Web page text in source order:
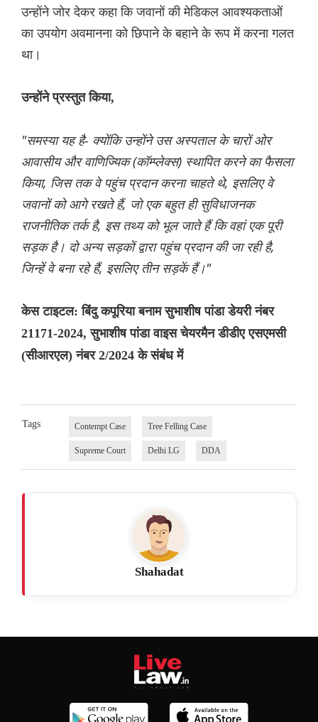
उन्होंने जोर देकर कहा कि जवानों की मेडिकल आवश्यकताओं
का उपयोग अवमानना ​​को छिपाने के बहाने के रूप में करना गलत
था।
उन्होंने प्रस्तुत किया,
"समस्या यह है- क्योंकि उन्होंने उस अस्पताल के चारों ओर
आवासीय और वाणिज्यिक (कॉम्प्लेक्स) स्थापित करने का फैसला
किया, जिस तक वे पहुंच प्रदान करना चाहते थे, इसलिए वे
जवानों को आगे रखते हैं, जो एक बहुत ही सुविधाजनक
राजनीतिक तर्क है, इस तथ्य को भूल जाते हैं कि वहां एक पूरी
सड़क है। दो अन्य सड़कों द्वारा पहुंच प्रदान की जा रही है,
जिन्हें वे बना रहे हैं, इसलिए तीन सड़कें हैं।"
केस टाइटल: बिंदु कपूरिया बनाम सुभाशीष पांडा डेयरी नंबर
21171-2024, सुभाशीष पांडा वाइस चेयरमैन डीडीए एसएमसी
(सीआरएल) नंबर 2/2024 के संबंध में
Tags Contempt Case Tree Felling Case
Supreme Court Delhi LG DDA
Shahadat